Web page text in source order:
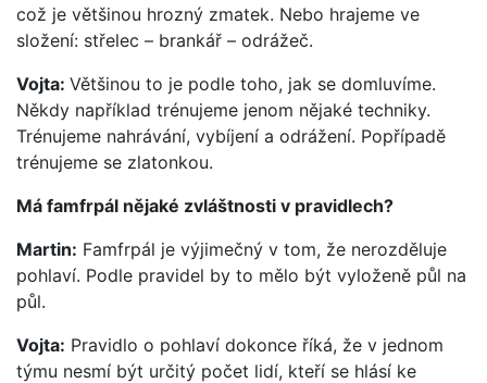
což je většinou hrozný zmatek. Nebo hrajeme ve
složení: střelec – brankář – odrážeč.
Vojta: Většinou to je podle toho, jak se domluvíme.
Někdy například trénujeme jenom nějaké techniky.
Trénujeme nahrávání, vybíjení a odrážení. Popřípadě
trénujeme se zlatonkou.
Má famfrpál nějaké zvláštnosti v pravidlech?
Martin: Famfrpál je výjimečný v tom, že nerozděluje
pohlaví. Podle pravidel by to mělo být vyloženě půl na
půl.
Vojta: Pravidlo o pohlaví dokonce říká, že v jednom
týmu nesmí být určitý počet lidí, kteří se hlásí ke